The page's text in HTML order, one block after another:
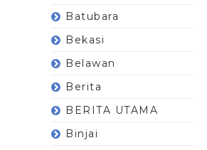
Batubara
Bekasi
Belawan
Berita
BERITA UTAMA
Binjai